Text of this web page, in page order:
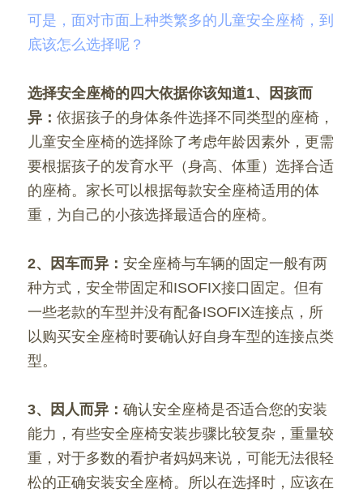
可是，面对市面上种类繁多的儿童安全座椅，到
底该怎么选择呢？
选择安全座椅的四大依据你该知道1、因孩而
异： 依据孩子的身体条件选择不同类型的座椅，
儿童安全座椅的选择除了考虑年龄因素外，更需
要根据孩子的发育水平（身高、体重）选择合适
的座椅。家长可以根据每款安全座椅适用的体
重，为自己的小孩选择最适合的座椅。
2、因车而异： 安全座椅与车辆的固定一般有两
种方式，安全带固定和ISOFIX接口固定。但有
一些老款的车型并没有配备ISOFIX连接点，所
以购买安全座椅时要确认好自身车型的连接点类
型。
3、因人而异： 确认安全座椅是否适合您的安装
能力，有些安全座椅安装步骤比较复杂，重量较
重，对于多数的看护者妈妈来说，可能无法很轻
松的正确安装安全座椅。所以在选择时，应该在